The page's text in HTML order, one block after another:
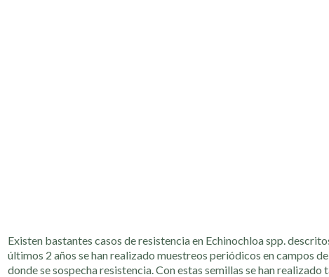
Existen bastantes casos de resistencia en Echinochloa spp.
últimos 2 años se han realizado muestreos periódicos en campos
donde se sospecha resistencia. Con estas semillas se han